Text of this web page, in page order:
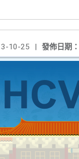
發佈日期：
10-25 |